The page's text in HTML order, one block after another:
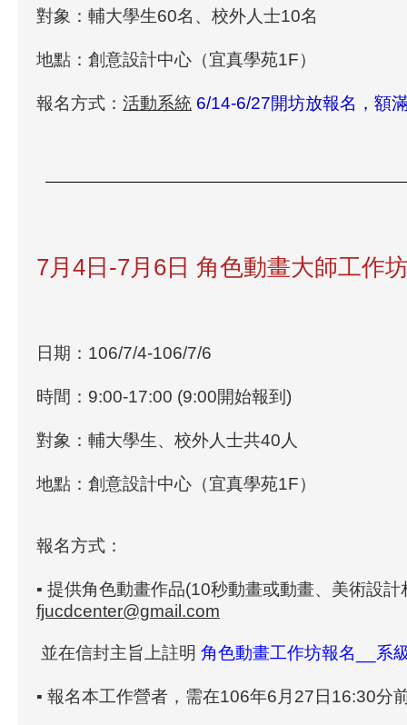
對象：輔大學生60名、校外人士10名
地點：創意設計中心（宜真學苑1F）
報名方式： 活動系統 6/14-6/27開坊放報名，額
7月4日-7月6日 角色動畫大師工作
日期：106/7/4-106/7/6
時間：9:00-17:00 (9:00開始報到)
對象：輔大學生、校外人士共40人
地點：創意設計中心（宜真學苑1F）
報名方式：
▪ 提供角色動畫作品(10秒動畫或動畫、美術設計
fjucdcenter@gmail.com
並在信封主旨上註明 角色動畫工作坊報名__系
▪ 報名本工作營者，需在106年6月27日16:30分